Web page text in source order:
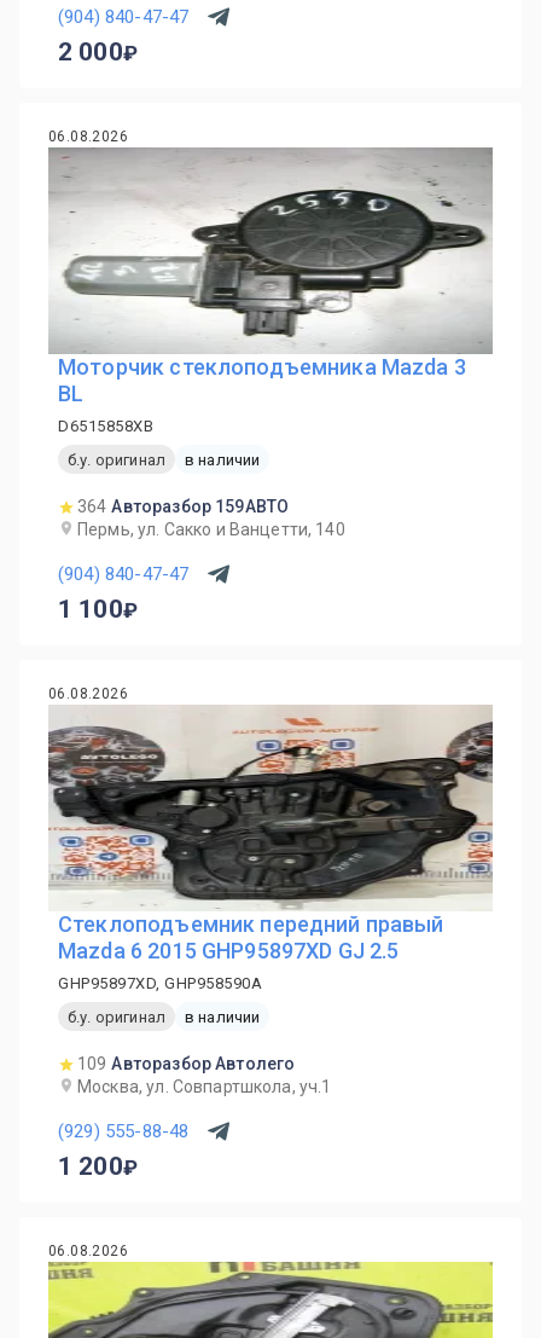
(904) 840-47-47
2 000
06.08.2026
Моторчик стеклоподъемника Mazda 3
BL
D6515858XB
б.у. оригинал
в наличии
364 Авторазбор 159АВТО
Пермь, ул. Сакко и Ванцетти, 140
(904) 840-47-47
1 100
06.08.2026
Стеклоподъемник передний правый
Mazda 6 2015 GHP95897XD GJ 2.5
GHP95897XD, GHP958590A
б.у. оригинал
в наличии
109 Авторазбор Автолего
Москва, ул. Совпартшкола, уч.1
(929) 555-88-48
1 200
06.08.2026